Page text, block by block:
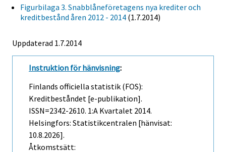
Figurbilaga 3. Snabblåneföretagens nya krediter och
kreditbestånd åren 2012 - 2014 (1.7.2014)
Uppdaterad 1.7.2014
Instruktion för hänvisning:
Finlands officiella statistik (FOS):
Kreditbeståndet [e-publikation].
ISSN=2342-2610. 1:a Kvartalet 2014.
Helsingfors: Statistikcentralen [hänvisat:
10.8.2026].
Åtkomstsätt: